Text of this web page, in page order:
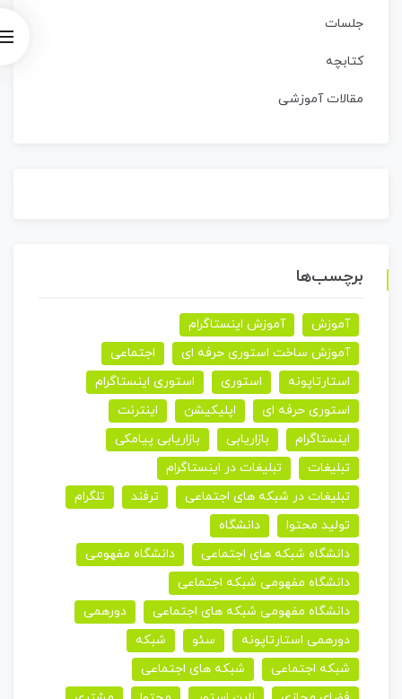
جلسات
کتابچه
مقالات آموزشی
برچسب‌ها
آموزش
آموزش اینستاگرام
آموزش ساخت استوری حرفه ای
اجتماعی
استارتاپونه
استوری
استوری اینستاگرام
استوری حرفه ای
اپلیکیشن
اینترنت
اینستاگرام
بازاریابی
بازاریابی پیامکی
تبلیغات
تبلیغات در اینستاگرام
تبلیغات در شبکه های اجتماعی
ترفند
تلگرام
تولید محتوا
دانشگاه
دانشگاه شبکه های اجتماعی
دانشگاه مفهومی
دانشگاه مفهومی شبکه اجتماعی
دانشگاه مفهومی شبکه های اجتماعی
دورهمی
دورهمی استارتاپونه
سئو
شبکه
شبکه اجتماعی
شبکه های اجتماعی